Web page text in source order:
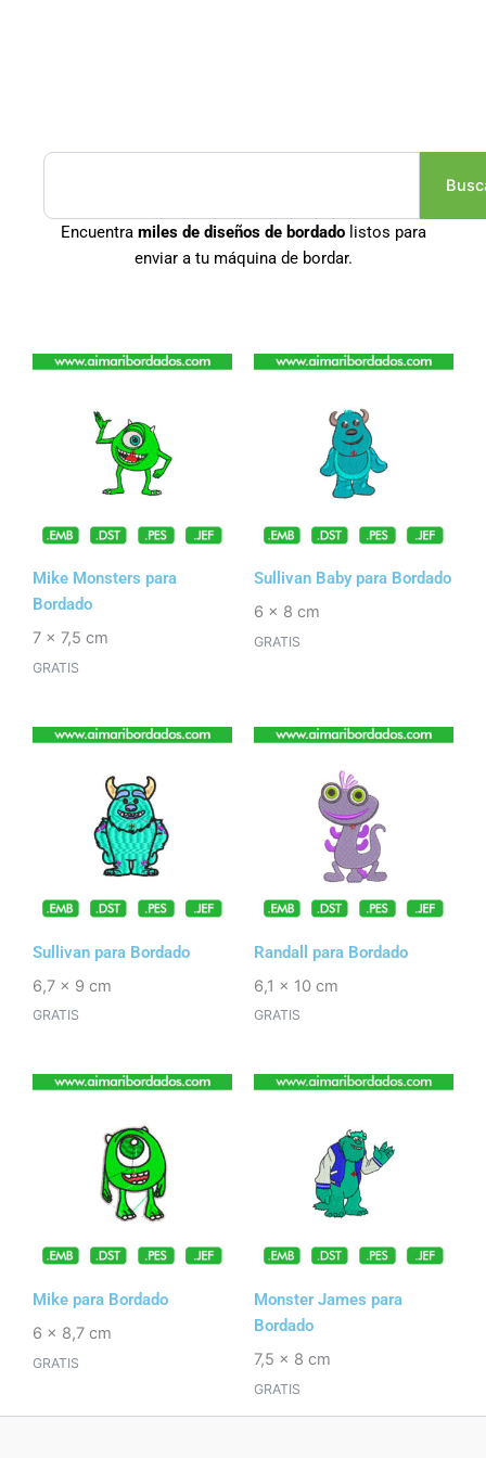
Buscar
Encuentra miles de diseños de bordado listos para
enviar a tu máquina de bordar.
Mike Monsters para
Bordado
7 x 7,5 cm
GRATIS
Sullivan Baby para Bordado
6 x 8 cm
GRATIS
Sullivan para Bordado
6,7 x 9 cm
GRATIS
Randall para Bordado
6,1 x 10 cm
GRATIS
Mike para Bordado
6 x 8,7 cm
GRATIS
Monster James para
Bordado
7,5 x 8 cm
GRATIS